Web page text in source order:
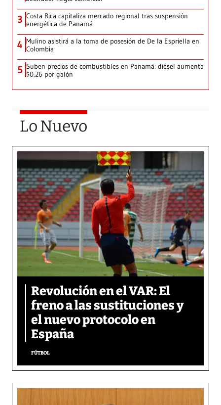
3 Costa Rica capitaliza mercado regional tras suspensión
energética de Panamá
4 Mulino asistirá a la toma de posesión de De la Espriella en
Colombia
5 Suben precios de combustibles en Panamá: diésel aumenta
$0.26 por galón
Lo Nuevo
Revolución en el VAR: El
freno a las sustituciones y
el nuevo protocolo en
España
FÚTBOL